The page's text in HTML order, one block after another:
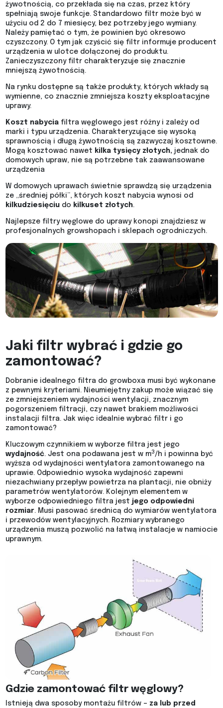
żywotnością, co przekłada się na czas, przez który
spełniają swoje funkcje. Standardowo filtr może być w
użyciu od 2 do 7 miesięcy, bez potrzeby jego wymiany.
Należy pamiętać o tym, że powinien być okresowo
czyszczony. O tym jak czyścić się filtr informuje producent
urządzenia w ulotce dołączonej do produktu.
Zanieczyszczony filtr charakteryzuje się znacznie
mniejszą żywotnością.
Na rynku dostępne są także produkty, których wkłady są
wymienne, co znacznie zmniejsza koszty eksploatacyjne
uprawy.
Koszt nabyciafiltra węglowego jest różny i zależy od
marki i typu urządzenia. Charakteryzujące się wysoką
sprawnością i długą żywotnością są zazwyczaj kosztowne.
Mogą kosztować nawet kilka tysięcy złotych,jednak do
domowych upraw, nie są potrzebne tak zaawansowane
urządzenia
W domowych uprawach świetnie sprawdzą się urządzenia
ze „średniej półki”, których koszt nabycia wynosi od
kilkudziesięciu do kilkuset złotych.
Najlepsze filtry węglowe do uprawy konopi znajdziesz w
profesjonalnych growshopach i sklepach ogrodniczych.
Jaki filtr wybrać i gdzie go
zamontować?
Dobranie idealnego filtra do growboxa musi być wykonane
z pewnymi kryteriami. Nieumiejętny zakup może wiązać się
ze zmniejszeniem wydajności wentylacji, znacznym
pogorszeniem filtracji, czy nawet brakiem możliwości
instalacji filtra. Jak więc idealnie wybrać filtr i go
zamontować?
Kluczowym czynnikiem w wyborze filtra jest jego
wydajność. Jest ona podawana jest w m3 /h i powinna być
wyższa od wydajności wentylatora zamontowanego na
uprawie. Odpowiednio wysoka wydajność zapewni
niezachwiany przepływ powietrza na plantacji, nie obniży
parametrów wentylatorów. Kolejnym elementem w
wyborze odpowiedniego filtra jest jego odpowiedni
rozmiar. Musi pasować średnicą do wymiarów wentylatora
i przewodów wentylacyjnych. Rozmiary wybranego
urządzenia muszą pozwolić na łatwą instalacje w namiocie
uprawnym.
Gdzie zamontować filtr węglowy?
Istnieją dwa sposoby montażu filtrów – za lub przed